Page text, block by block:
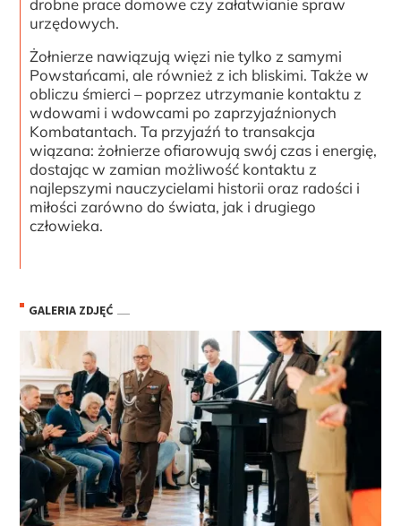
urzędowych.
Żołnierze nawiązują więzi nie tylko z samymi
Powstańcami, ale również z ich bliskimi. Także w
obliczu śmierci – poprzez utrzymanie kontaktu z
wdowami i wdowcami po zaprzyjaźnionych
Kombatantach. Ta przyjaźń to transakcja
wiązana: żołnierze ofiarowują swój czas i energię,
dostając w zamian możliwość kontaktu z
najlepszymi nauczycielami historii oraz radości i
miłości zarówno do świata, jak i drugiego
człowieka.
GALERIA ZDJĘĆ